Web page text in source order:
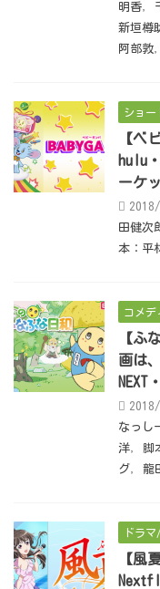
明香,
新垣樽
阿部敦,
ショー
【ベ
hulu
ーケ
田健次
本：平
コメ
【ふ
画は
NEXT
なっし
洋, 脚
グ, 龍
ドラ
【風